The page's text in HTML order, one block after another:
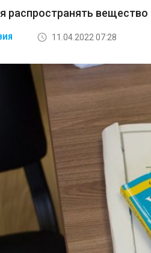
распространять вещество
11.04.2022 07:28